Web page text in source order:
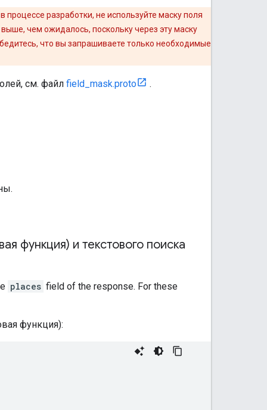
разработки, не используйте маску поля
чем ожидалось, поскольку через эту маску
что вы запрашиваете только необходимые
см. файл field_mask.proto .
функция) и текстового поиска
places field of the response. For these
функция):